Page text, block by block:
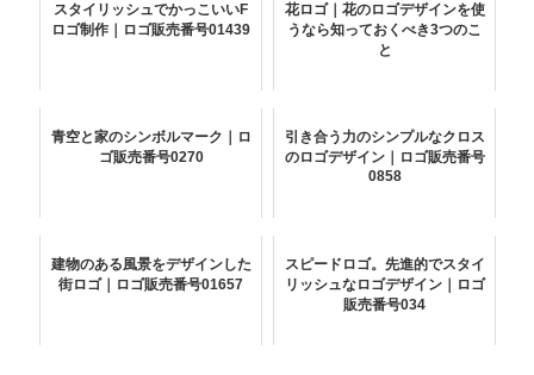
スタイリッシュでかっこいいF
ロゴ制作｜ロゴ販売番号01439
花ロゴ｜花のロゴデザインを使
うなら知っておくべき3つのこ
と
青空と家のシンボルマーク｜ロ
ゴ販売番号0270
引き合う力のシンプルなクロス
のロゴデザイン｜ロゴ販売番号
0858
建物のある風景をデザインした
街ロゴ｜ロゴ販売番号01657
スピードロゴ。先進的でスタイ
リッシュなロゴデザイン｜ロゴ
販売番号034